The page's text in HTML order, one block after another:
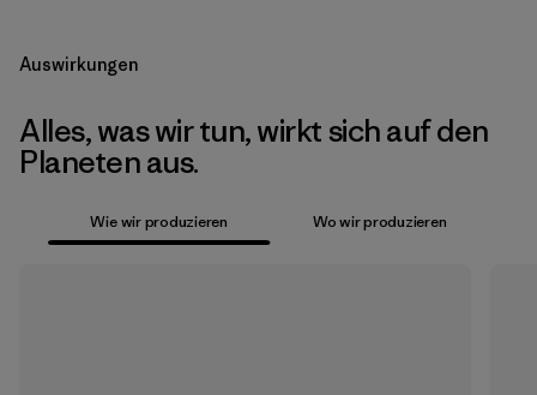
Auswirkungen
Alles, was wir tun, wirkt sich auf den
Planeten aus.
Wie wir produzieren Wo wir produzieren